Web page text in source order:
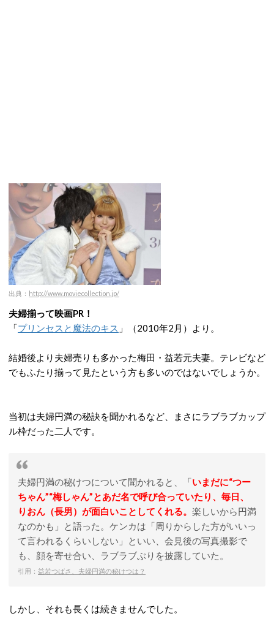
出典： http://www.moviecollection.jp/
夫婦揃って映画PR！
「プリンセスと魔法のキス 」（2010年2月）より。
結婚後より夫婦売りも多かった梅田・益若元夫妻。テレビなど
でもふたり揃って見たという方も多いのではないでしょうか。
当初は夫婦円満の秘訣を聞かれるなど、まさにラブラブカップ
ル枠だった二人です。
夫婦円満の秘けつについて聞かれると、「いまだに“つー
ちゃん”“梅しゃん”とあだ名で呼び合っていたり、毎日、
りおん（長男）が面白いことしてくれる。 楽しいから円満
なのかも」と語った。ケンカは「周りからした方がいいっ
て言われるくらいしない」といい、会見後の写真撮影で
も、顔を寄せ合い、ラブラブぶりを披露していた。
引用： 益若つばさ、夫婦円満の秘けつは？
しかし、それも長くは続きませんでした。